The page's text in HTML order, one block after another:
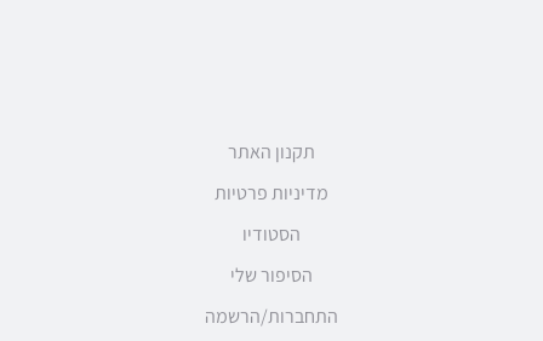
תקנון האתר
מדיניות פרטיות
הסטודיו
הסיפור שלי
התחברות/הרשמה